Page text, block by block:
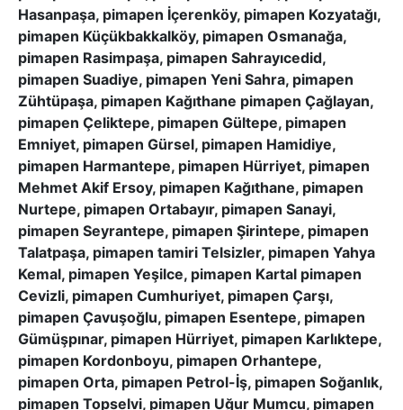
Hasanpaşa, pimapen İçerenköy, pimapen Kozyatağı,
pimapen Küçükbakkalköy, pimapen Osmanağa,
pimapen Rasimpaşa, pimapen Sahrayıcedid,
pimapen Suadiye, pimapen Yeni Sahra, pimapen
Zühtüpaşa, pimapen Kağıthane pimapen Çağlayan,
pimapen Çeliktepe, pimapen Gültepe, pimapen
Emniyet, pimapen Gürsel, pimapen Hamidiye,
pimapen Harmantepe, pimapen Hürriyet, pimapen
Mehmet Akif Ersoy, pimapen Kağıthane, pimapen
Nurtepe, pimapen Ortabayır, pimapen Sanayi,
pimapen Seyrantepe, pimapen Şirintepe, pimapen
Talatpaşa, pimapen tamiri Telsizler, pimapen Yahya
Kemal, pimapen Yeşilce, pimapen Kartal pimapen
Cevizli, pimapen Cumhuriyet, pimapen Çarşı,
pimapen Çavuşoğlu, pimapen Esentepe, pimapen
Gümüşpınar, pimapen Hürriyet, pimapen Karlıktepe,
pimapen Kordonboyu, pimapen Orhantepe,
pimapen Orta, pimapen Petrol-İş, pimapen Soğanlık,
pimapen Topselvi, pimapen Uğur Mumcu, pimapen